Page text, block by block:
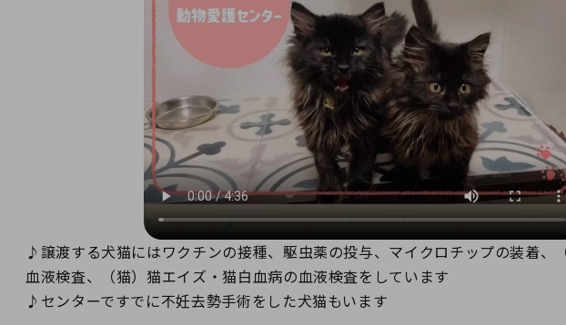
♪譲渡する犬猫にはワクチンの接種、駆虫薬の投与、マイクロチップの装着、
血液検査、（猫）猫エイズ・猫白血病の血液検査をしています
♪センターですでに不妊去勢手術をした犬猫もいます